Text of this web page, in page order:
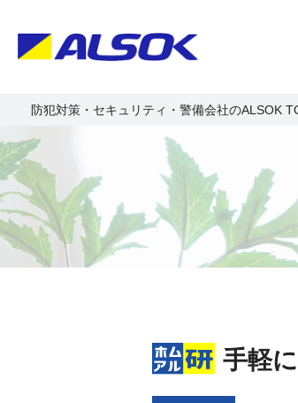
防犯対策・セキュリティ・警備会社のALSOK
手軽